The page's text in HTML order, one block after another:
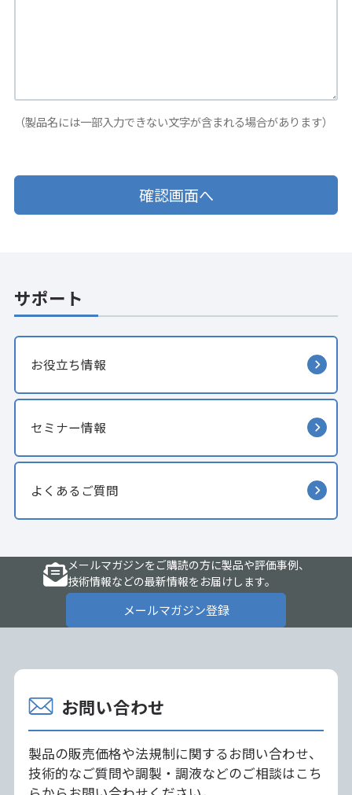
（製品名には一部入力できない文字が含まれる場合があります）
サポート
お役立ち情報
セミナー情報
よくあるご質問
メールマガジンをご購読の方に製品や評価事例、
技術情報などの最新情報をお届けします。
メールマガジン登録
お問い合わせ
製品の販売価格や法規制に関するお問い合わせ、
技術的なご質問や調製・調液などのご相談はこち